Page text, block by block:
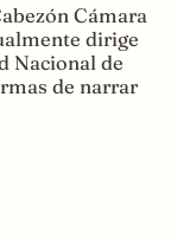
Cámara
dirige
Nacional de
de narrar